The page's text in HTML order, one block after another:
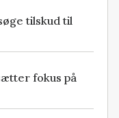
tilskud til
fokus på